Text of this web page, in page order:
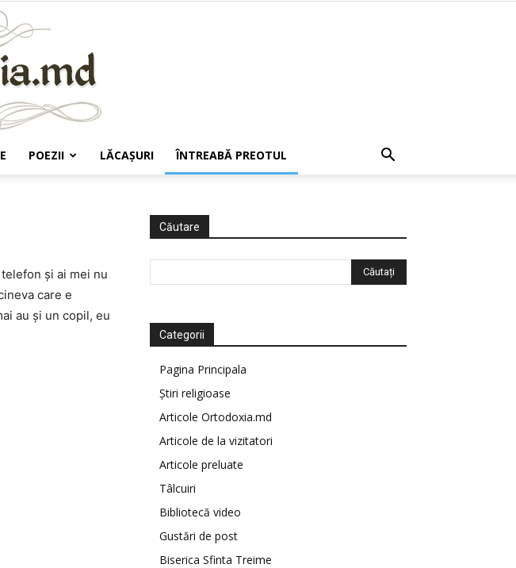
POEZII LĂCAŞURI ÎNTREABĂ PREOTUL
și ai mei nu
care e
au și un copil, eu
Căutare
Categorii
Pagina Principala
Știri religioase
Articole Ortodoxia.md
Articole de la vizitatori
Articole preluate
Tâlcuiri
Bibliotecă video
Gustări de post
Biserica Sfinta Treime